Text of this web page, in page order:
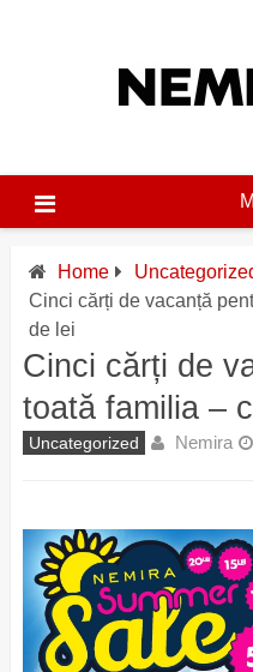
Home
Cinci cărți de vacanță
de lei
Cinci cărți de
toată familia –
Uncategorized Nemira